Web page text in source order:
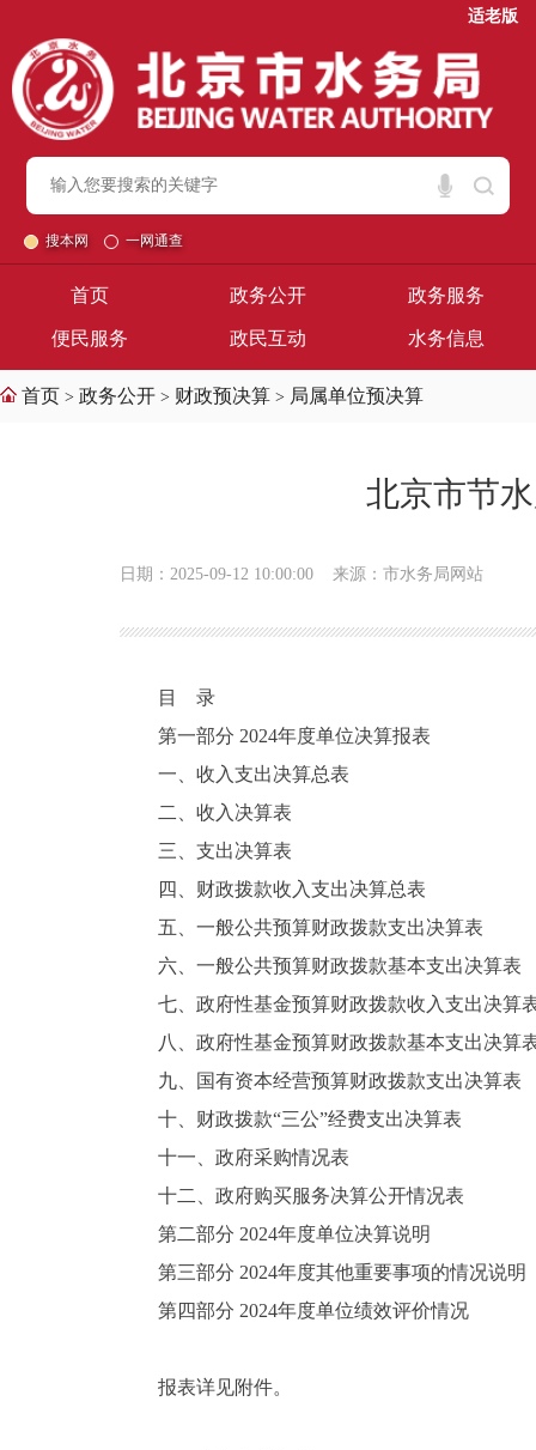
适老版
搜本网 一网通查
首页 政务公开 政务服务
便民服务 政民互动 水务信息
首页 > 政务公开 > 财政预决算 > 局属单位预决算
北京市节
日期：2025-09-12 10:00:00 来源：市水务局网站
目 录
第一部分 2024年度单位决算报表
一、收入支出决算总表
二、收入决算表
三、支出决算表
四、财政拨款收入支出决算总表
五、一般公共预算财政拨款支出决算表
六、一般公共预算财政拨款基本支出决算表
七、政府性基金预算财政拨款收入支出决算
八、政府性基金预算财政拨款基本支出决算
九、国有资本经营预算财政拨款支出决算表
十、财政拨款“三公”经费支出决算表
十一、政府采购情况表
十二、政府购买服务决算公开情况表
第二部分 2024年度单位决算说明
第三部分 2024年度其他重要事项的情况说明
第四部分 2024年度单位绩效评价情况
报表详见附件。